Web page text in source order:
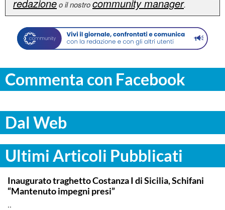
redazioneo il nostrocommunity manager.
Commenta con Facebook
Dal Web
Ultimi Articoli Pubblicati
ITALPRESS
Inaugurato traghetto Costanza I di Sicilia, Schifani
“Mantenuto impegni presi”
..